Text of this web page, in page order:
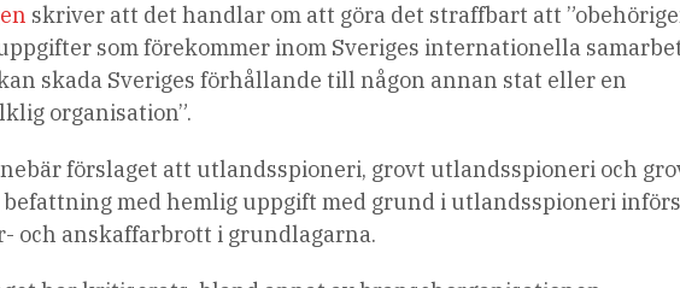
skriver att det handlar om att göra det straffbart att
som förekommer inom Sveriges internationella
skada Sveriges förhållande till någon annan stat eller en
organisation”.
förslaget att utlandsspioneri, grovt utlandsspioneri och
med hemlig uppgift med grund i utlandsspioneri
och anskaffarbrott i grundlagarna.